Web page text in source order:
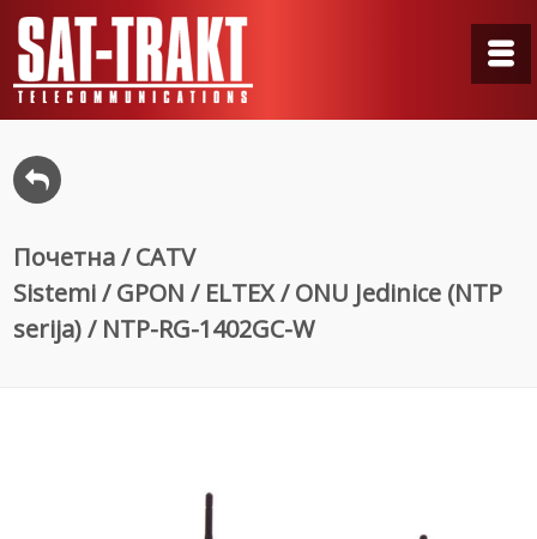
Почетна/CATV
Sistemi/GPON / ELTEX/ONU Jedinice (NTP
serija)/ NTP-RG-1402GC-W